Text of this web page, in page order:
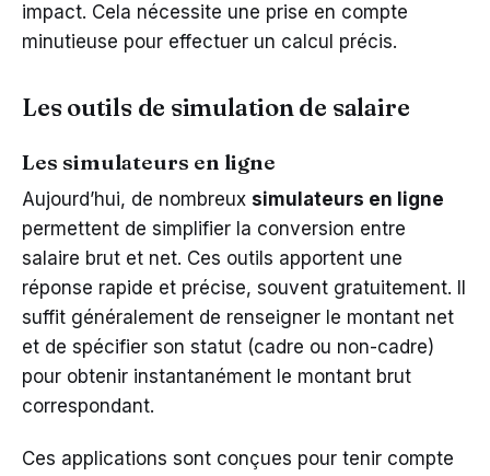
impact. Cela nécessite une prise en compte
minutieuse pour effectuer un calcul précis.
Les outils de simulation de salaire
Les simulateurs en ligne
Aujourd’hui, de nombreux simulateurs en ligne
permettent de simplifier la conversion entre
salaire brut et net. Ces outils apportent une
réponse rapide et précise, souvent gratuitement. Il
suffit généralement de renseigner le montant net
et de spécifier son statut (cadre ou non-cadre)
pour obtenir instantanément le montant brut
correspondant.
Ces applications sont conçues pour tenir compte